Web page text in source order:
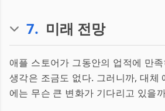
7. 미래 전망
애플 스토어가 그동안의 업적에 만
생각은 조금도 없다. 그러니까, 대체
에는 무슨 큰 변화가 기다리고 있을